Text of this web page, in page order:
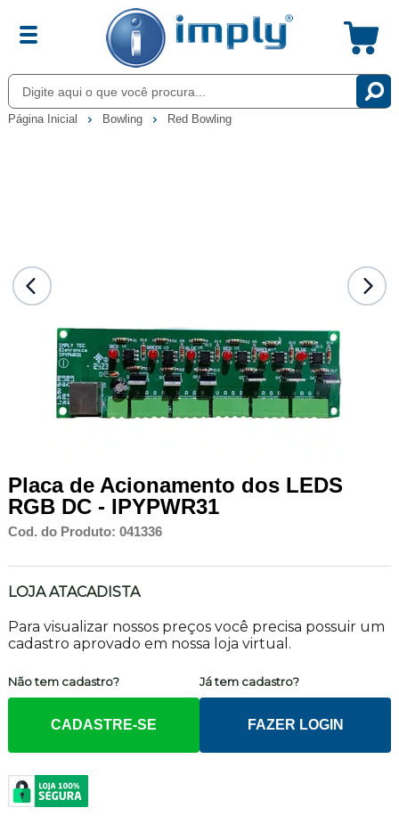
Página Inicial Bowling Red Bowling
Placa de Acionamento dos LEDS
RGB DC - IPYPWR31
Cod. do Produto: 041336
LOJA ATACADISTA
Para visualizar nossos preços você precisa possuir um
cadastro aprovado em nossa loja virtual.
Não tem cadastro?
CADASTRE-SE
Já tem cadastro?
FAZER LOGIN